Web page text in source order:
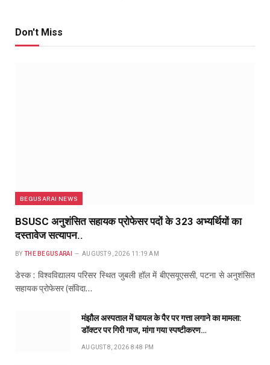
Don't Miss
BEGUSARAI NEWS
BSUSC अनुशंसित सहायक प्रोफेसर पदों के 323 अभ्यर्थियों का
दस्तावेज सत्यापन..
BY THE BEGUSARAI AUGUST 9, 2026 11:19 AM
डेस्क : विश्वविद्यालय परिसर स्थित जुबली हॉल में बीएसयूएससी, पटना से अनुशंसित
सहायक प्रोफेसर (संविदा…
मंझौल अस्पताल में घायल के पैर पर गत्ता लगाने का मामला:
डॉक्टर पर गिरी गाज, मांगा गया स्पष्टीकरण…
AUGUST 8, 2026 8:48 PM